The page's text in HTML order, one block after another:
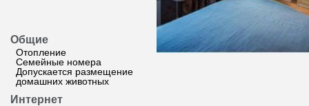
Общие
Отопление
Семейные номера
Допускается размещение
домашних животных
Интернет